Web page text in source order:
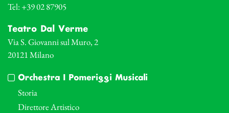
Tel: +39 02 87905
Teatro Dal Verme
Via S. Giovanni sul Muro, 2
20121 Milano
Orchestra I Pomeriggi Musicali
Storia
Direttore Artistico